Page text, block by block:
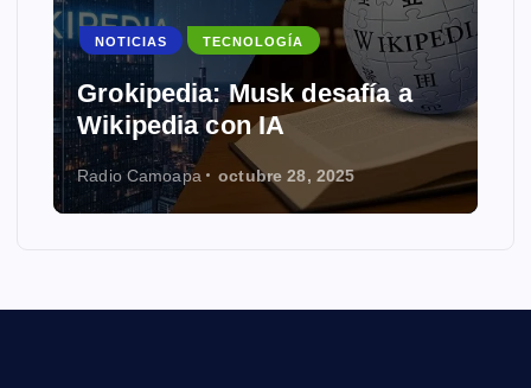
NOTICIAS TECNOLOGÍA
Grokipedia: Musk desafía a
Wikipedia con IA
Radio Camoapa octubre 28, 2025